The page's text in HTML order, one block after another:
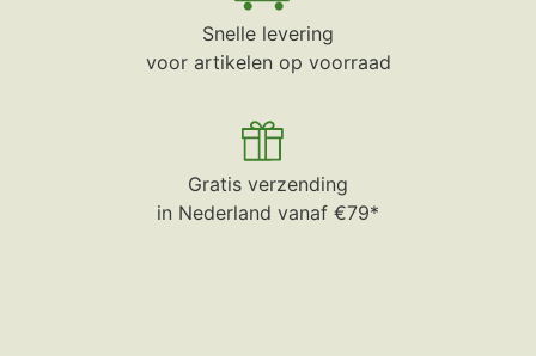
Snelle levering
voor artikelen op voorraad
Gratis verzending
in Nederland vanaf €79*